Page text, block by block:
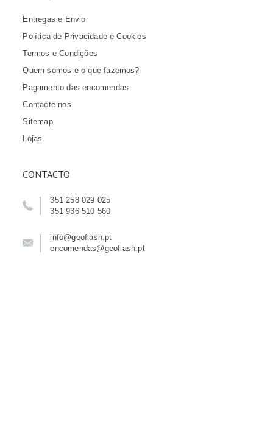
Entregas e Envio
Política de Privacidade e Cookies
Termos e Condições
Quem somos e o que fazemos?
Pagamento das encomendas
Contacte-nos
Sitemap
Lojas
CONTACTO
351 258 029 025
351 936 510 560
info@geoflash.pt
encomendas@geoflash.pt